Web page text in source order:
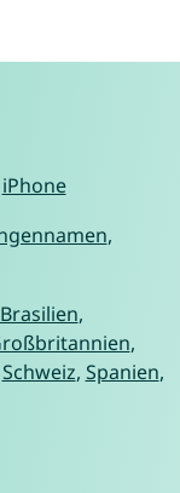
iPhone
,
Brasilien,
,
Schweiz, Spanien,